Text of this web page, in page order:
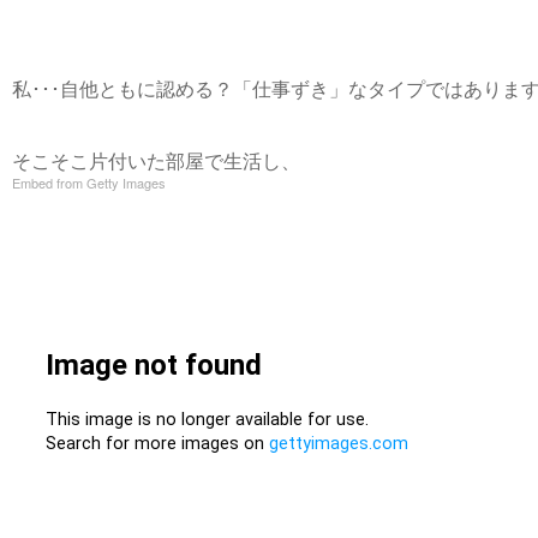
私･･･自他ともに認める？「仕事ずき」なタイプではありま
そこそこ片付いた部屋で生活し、
Embed from Getty Images